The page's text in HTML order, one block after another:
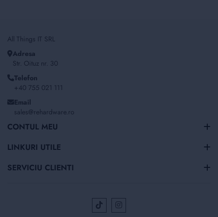
All Things IT SRL
Adresa
Str. Oituz nr. 30
Telefon
+40 755 021 111
Email
sales@rehardware.ro
CONTUL MEU
LINKURI UTILE
SERVICIU CLIENTI